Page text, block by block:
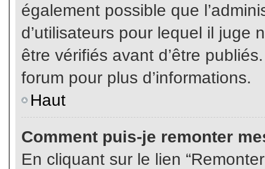
également possible que
d’utilisateurs pour lequel il juge
être vérifiés avant d’être
forum pour plus d’informations.
Haut
Comment puis-je remonter
En cliquant sur le lien